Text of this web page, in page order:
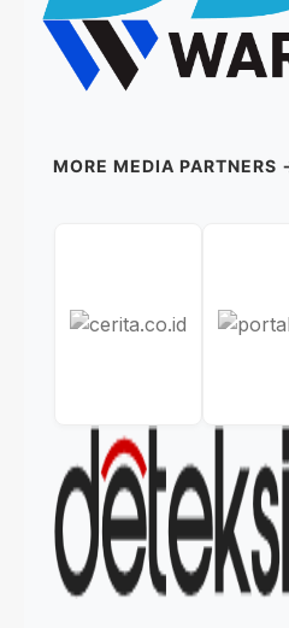
MORE MEDIA PARTNERS